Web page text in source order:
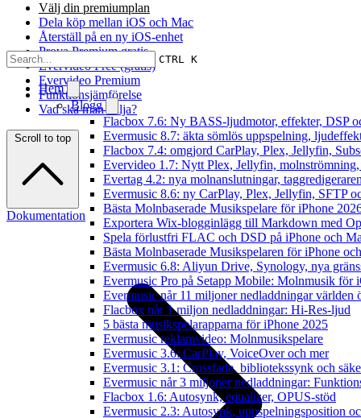
CTRL K
Hem
Blogg
Flacbox 7.6: Ny BASS-ljudmotor, effekter, DSP
Evermusic 8.7: äkta sömlös uppspelning,
Flacbox 7.4: omgjord CarPlay, Plex, Jellyfin,
Evervideo 1.7: Nytt Plex, Jellyfin, molnströmning,
Evertag 4.2: nya molnanslutningar,
Evermusic 8.6: ny CarPlay, Plex, Jellyfin, SFTP
Bästa Molnbaserade Musikspelare för iPhone
Exportera Wix-blogginlägg till Markdown med
Spela förlustfri FLAC och DSD på iPhone och
Bästa Molnbaserade Musikspelaren för iPhone
Evermusic 6.8: Aliyun Drive, Synology, nya
Evermusic Pro på Setapp Mobile: Molnmusik för
Evermusic når 11 miljoner nedladdningar världen
Flacbox når 1 miljon nedladdningar: Hi-Res-ljud
5 bästa musikspelarapparna för iPhone 2025
Evermusic reklamvideo: Molnmusikspelare
Evermusic 3.6: CarPlay, VoiceOver och mer
Evermusic 3.1: Crossfade, bibliotekssynk och
Evermusic når 3 miljoner nedladdningar:
Flacbox 1.6: Autosynk, equalizer, OPUS-stöd
Evermusic 2.3: Autosynk, uppspelningsposition
Välj din premiumplan
Dela köp mellan iOS och Mac
Återställ på en ny iOS-enhet
Prova Premium gratis
Evervideo Free (gratis)
Evervideo Premium
Funktionsjämförelse
Vad ska man välja?
Scroll to top
Dokumentation